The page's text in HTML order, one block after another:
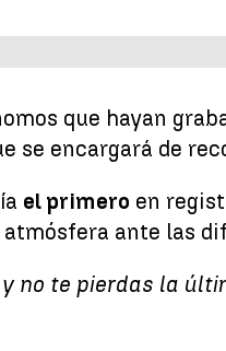
que hayan
se encargará de
el primero en
ante las
no te pierdas la